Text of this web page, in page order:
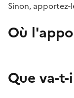
Sinon, apportez-
Où
Que va-